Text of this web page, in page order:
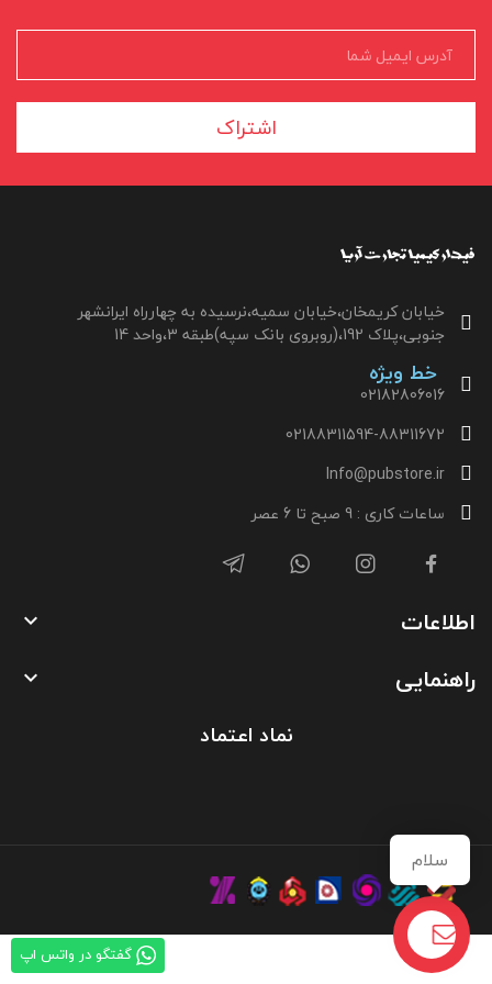
اشتراک
خیابان کریمخان،خیابان سمیه،نرسیده به چهارراه ایرانشهر
جنوبی،پلاک 192،(روبروی بانک سپه)طبقه 3،واحد 14
خط ویژه
02182806016
02188311594-88311672
Info@pubstore.ir
ساعات کاری : 9 صبح تا 6 عصر
اطلاعات 
راهنمایی 
نماد اعتماد
گفتگو در واتس اپ
سلام